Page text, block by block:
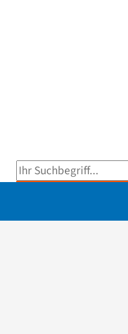
Suchbegriff eingeben